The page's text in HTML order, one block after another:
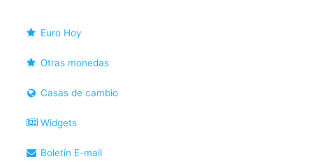
Euro Hoy
Otras monedas
Casas de cambio
Widgets
Boletín E-mail